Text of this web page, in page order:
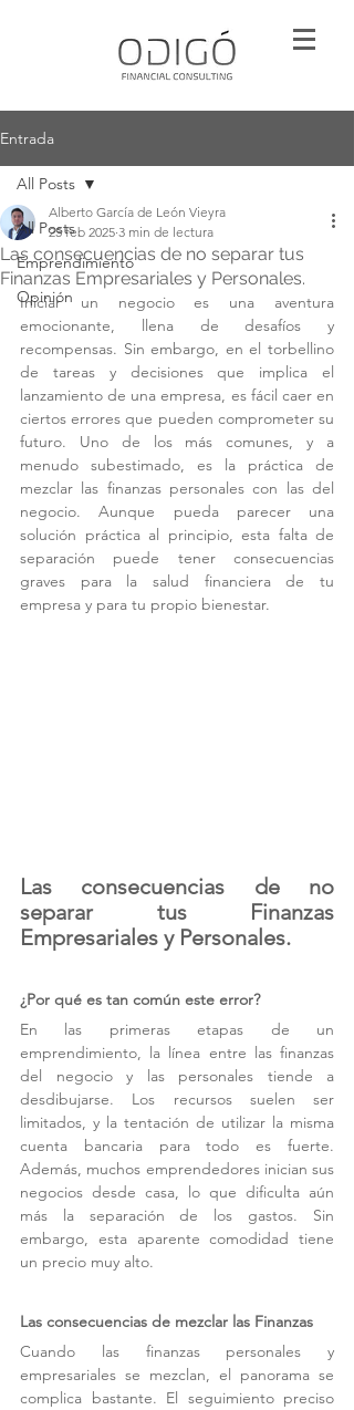
Entrada
All Posts
Emprendimiento
Opinión
All Posts
Las consecuencias de no separar tus
Finanzas Empresariales y Personales.
Alberto García de León Vieyra
25 feb 2025 3 min de lectura
Iniciar un negocio es una aventura
emocionante, llena de desafíos y
recompensas. Sin embargo, en el torbellino
de tareas y decisiones que implica el
lanzamiento de una empresa, es fácil caer en
ciertos errores que pueden comprometer su
futuro. Uno de los más comunes, y a
menudo subestimado, es la práctica de
mezclar las finanzas personales con las del
negocio. Aunque pueda parecer una
solución práctica al principio, esta falta de
separación puede tener consecuencias
graves para la salud financiera de tu
empresa y para tu propio bienestar.
Las consecuencias de no
separar tus Finanzas
Empresariales y Personales.
¿Por qué es tan común este error?
En las primeras etapas de un
emprendimiento, la línea entre las finanzas
del negocio y las personales tiende a
desdibujarse. Los recursos suelen ser
limitados, y la tentación de utilizar la misma
cuenta bancaria para todo es fuerte.
Además, muchos emprendedores inician sus
negocios desde casa, lo que dificulta aún
más la separación de los gastos. Sin
embargo, esta aparente comodidad tiene
un precio muy alto.
Las consecuencias de mezclar las Finanzas
Cuando las finanzas personales y
empresariales se mezclan, el panorama se
complica bastante. El seguimiento preciso